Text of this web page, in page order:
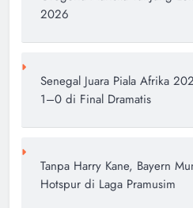
2026
Senegal Juara Piala Afrika
1–0 di Final Dramatis
Tanpa Harry Kane, Bayern
Hotspur di Laga Pramusim